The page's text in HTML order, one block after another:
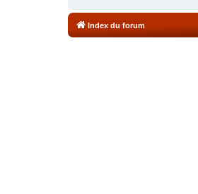
Index du forum